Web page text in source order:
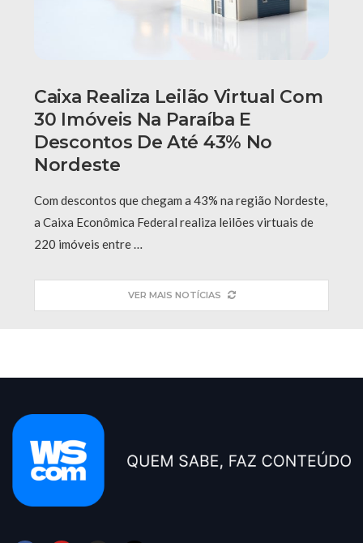
Caixa Realiza Leilão Virtual Com
30 Imóveis Na Paraíba E
Descontos De Até 43% No
Nordeste
Com descontos que chegam a 43% na região Nordeste,
a Caixa Econômica Federal realiza leilões virtuais de
220 imóveis entre …
VER MAIS NOTÍCIAS